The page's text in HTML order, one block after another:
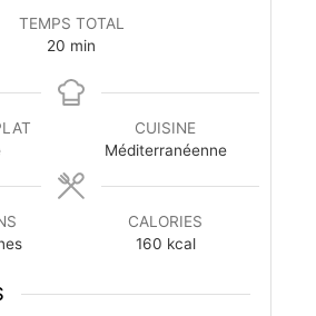
TEMPS TOTAL
20 min
CUISINE
Méditerranéenne
CALORIES
160 kcal